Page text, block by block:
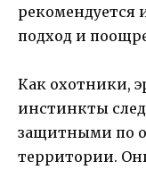
рекомендуется
подход и
Как охотники,
инстинкты
защитными по
территории.